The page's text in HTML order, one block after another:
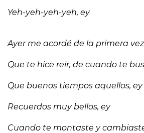
Yeh-yeh-yeh-yeh, ey
Ayer me acordé de la primera
Que te hice reir, de cuando te
Que buenos tiempos aquellos, ey
Recuerdos muy bellos, ey
Cuando te montaste y